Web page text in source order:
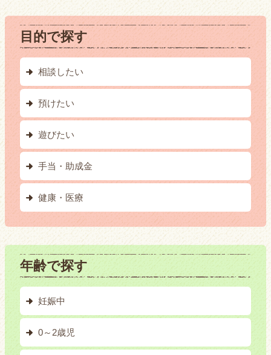
目的で探す
相談したい
預けたい
遊びたい
手当・助成金
健康・医療
年齢で探す
妊娠中
0～2歳児